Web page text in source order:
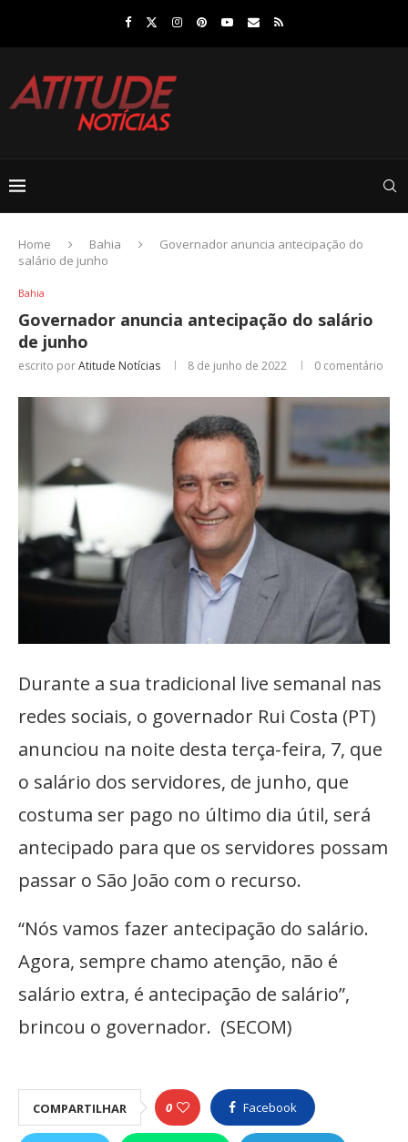
Home Bahia
Governador anuncia antecipação do
salário de junho
Bahia
Governador anuncia antecipação do salário
de junho
escrito porAtitude Notícias 8 de junho de 2022 0 comentário
Durante a sua tradicional live semanal nas
redes sociais, o governador Rui Costa (PT)
anunciou na noite desta terça-feira, 7, que
o salário dos servidores, de junho, que
costuma ser pago no último dia útil, será
antecipado para que os servidores possam
passar o São João com o recurso.
“Nós vamos fazer antecipação do salário.
Agora, sempre chamo atenção, não é
salário extra, é antecipação de salário”,
brincou o governador. (SECOM)
COMPARTILHAR 0 Facebook